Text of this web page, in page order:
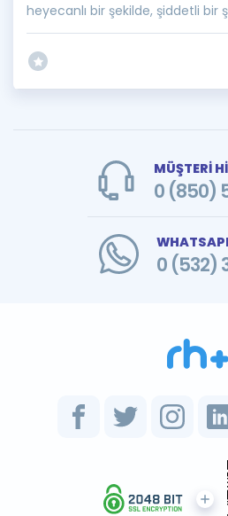
heyecanlı bir şekilde, şiddetli bir
MÜŞTERİ
0 (850)
0 (532)